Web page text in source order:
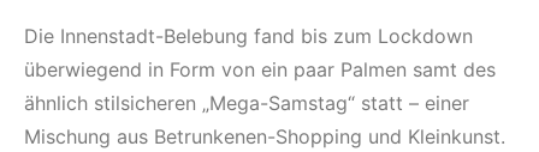
Die Innenstadt-Belebung fand bis zum Lockdown
überwiegend in Form von ein paar Palmen samt des
ähnlich stilsicheren „Mega-Samstag“ statt – einer
Mischung aus Betrunkenen-Shopping und Kleinkunst.